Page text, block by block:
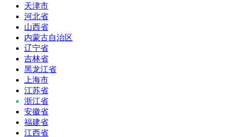
天津市
河北省
山西省
内蒙古自治区
辽宁省
吉林省
黑龙江省
上海市
江苏省
浙江省
安徽省
福建省
江西省